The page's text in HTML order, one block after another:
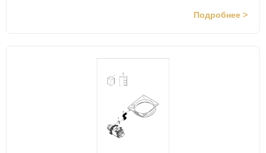
Подробнее >